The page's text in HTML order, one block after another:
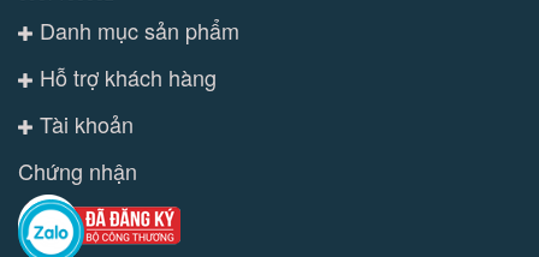
Danh mục sản phẩm
Hỗ trợ khách hàng
Tài khoản
Chứng nhận